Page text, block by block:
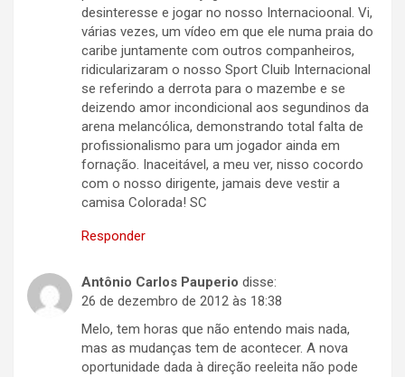
desinteresse e jogar no nosso Internacioonal. Vi,
várias vezes, um vídeo em que ele numa praia do
caribe juntamente com outros companheiros,
ridicularizaram o nosso Sport Cluib Internacional
se referindo a derrota para o mazembe e se
deizendo amor incondicional aos segundinos da
arena melancólica, demonstrando total falta de
profissionalismo para um jogador ainda em
fornação. Inaceitável, a meu ver, nisso cocordo
com o nosso dirigente, jamais deve vestir a
camisa Colorada! SC
Responder
Antônio Carlos Pauperio disse:
26 de dezembro de 2012 às 18:38
Melo, tem horas que não entendo mais nada,
mas as mudanças tem de acontecer. A nova
oportunidade dada à direção reeleita não pode